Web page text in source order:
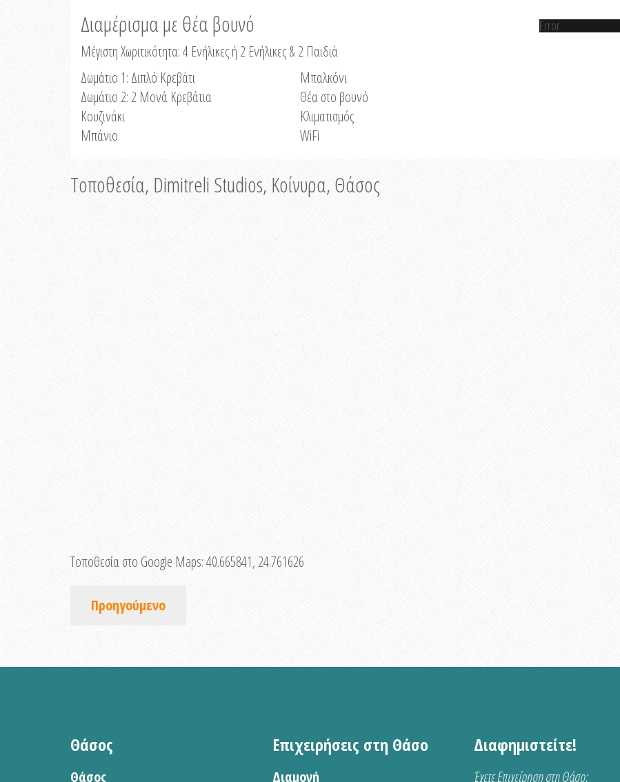
Διαμέρισμα με θέα βουνό
Μέγιστη Χωριτικότητα: 4 Ενήλικες ή 2 Ενήλικες & 2 Παιδιά
Δωμάτιο 1: Διπλό Κρεβάτι
Δωμάτιο 2: 2 Μονά Κρεβάτια
Κουζινάκι
Μπάνιο
Μπαλκόνι
Θέα στο βουνό
Κλιματισμός
WiFi
Error
Τοποθεσία, Dimitreli Studios, Κοίνυρα, Θάσος
Τοποθεσία στο Google Maps:40.665841, 24.761626
Προηγούμενο
Θάσος
Θάσος
Επιχειρήσεις στη Θάσο
Διαμονή
Διαφημιστείτε!
Έχετε Επιχείρηση στη Θάσο;